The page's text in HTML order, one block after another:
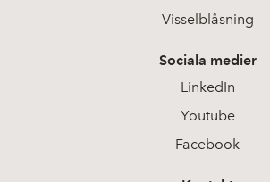
Visselblåsning
Sociala medier
LinkedIn
Youtube
Facebook